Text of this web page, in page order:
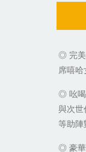
◎ 完美
席嘻哈
◎ 吆
與次
等助陣
◎ 豪華